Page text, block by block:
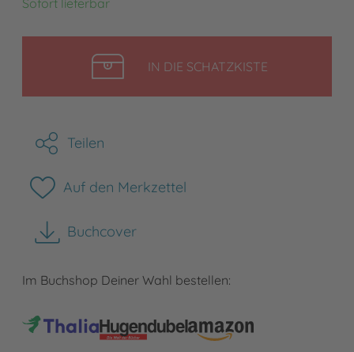
Sofort lieferbar
IN DIE SCHATZKISTELEGEN
Teilen
Auf den Merkzettel
Buchcover
herunterladen
Im Buchshop Deiner Wahl bestellen: